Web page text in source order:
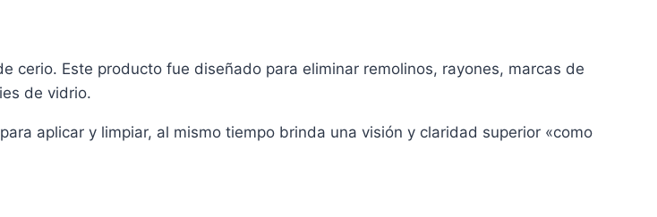
cerio. Este producto fue diseñado para eliminar remolinos, rayones, marcas de
de vidrio.
aplicar y limpiar, al mismo tiempo brinda una visión y claridad superior «como